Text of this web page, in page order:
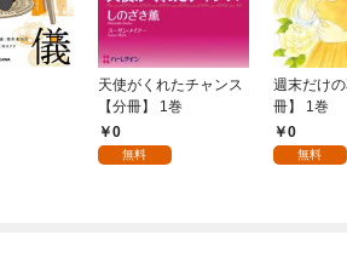
天使がくれたチャンス
【分冊】 1巻
0
無料
週末だけ
冊】 1巻
0
無料